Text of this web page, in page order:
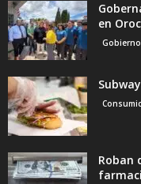
en
Gobierno
Roban